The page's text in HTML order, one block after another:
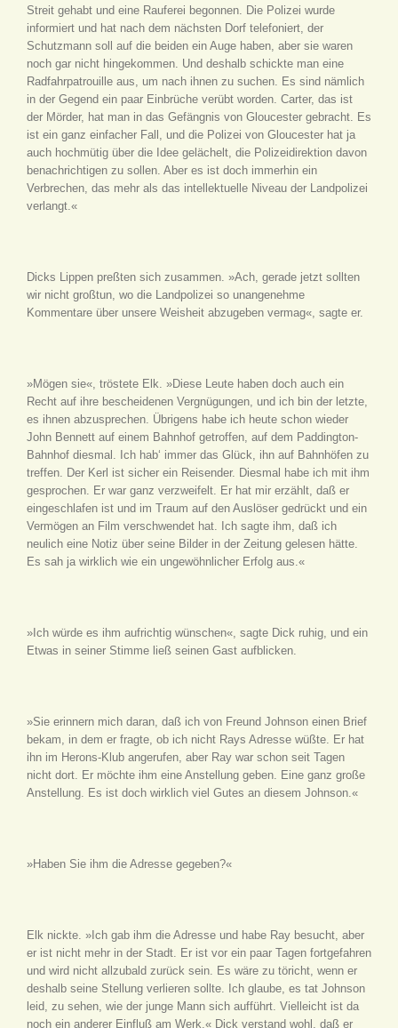
Streit gehabt und eine Rauferei begonnen. Die Polizei wurde
informiert und hat nach dem nächsten Dorf telefoniert, der
Schutzmann soll auf die beiden ein Auge haben, aber sie waren
noch gar nicht hingekommen. Und deshalb schickte man eine
Radfahrpatrouille aus, um nach ihnen zu suchen. Es sind nämlich
in der Gegend ein paar Einbrüche verübt worden. Carter, das ist
der Mörder, hat man in das Gefängnis von Gloucester gebracht. Es
ist ein ganz einfacher Fall, und die Polizei von Gloucester hat ja
auch hochmütig über die Idee gelächelt, die Polizeidirektion davon
benachrichtigen zu sollen. Aber es ist doch immerhin ein
Verbrechen, das mehr als das intellektuelle Niveau der Landpolizei
verlangt.«
Dicks Lippen preßten sich zusammen. »Ach, gerade jetzt sollten
wir nicht großtun, wo die Landpolizei so unangenehme
Kommentare über unsere Weisheit abzugeben vermag«, sagte er.
»Mögen sie«, tröstete Elk. »Diese Leute haben doch auch ein
Recht auf ihre bescheidenen Vergnügungen, und ich bin der letzte,
es ihnen abzusprechen. Übrigens habe ich heute schon wieder
John Bennett auf einem Bahnhof getroffen, auf dem Paddington-
Bahnhof diesmal. Ich hab‘ immer das Glück, ihn auf Bahnhöfen zu
treffen. Der Kerl ist sicher ein Reisender. Diesmal habe ich mit ihm
gesprochen. Er war ganz verzweifelt. Er hat mir erzählt, daß er
eingeschlafen ist und im Traum auf den Auslöser gedrückt und ein
Vermögen an Film verschwendet hat. Ich sagte ihm, daß ich
neulich eine Notiz über seine Bilder in der Zeitung gelesen hätte.
Es sah ja wirklich wie ein ungewöhnlicher Erfolg aus.«
»Ich würde es ihm aufrichtig wünschen«, sagte Dick ruhig, und ein
Etwas in seiner Stimme ließ seinen Gast aufblicken.
»Sie erinnern mich daran, daß ich von Freund Johnson einen Brief
bekam, in dem er fragte, ob ich nicht Rays Adresse wüßte. Er hat
ihn im Herons-Klub angerufen, aber Ray war schon seit Tagen
nicht dort. Er möchte ihm eine Anstellung geben. Eine ganz große
Anstellung. Es ist doch wirklich viel Gutes an diesem Johnson.«
»Haben Sie ihm die Adresse gegeben?«
Elk nickte. »Ich gab ihm die Adresse und habe Ray besucht, aber
er ist nicht mehr in der Stadt. Er ist vor ein paar Tagen fortgefahren
und wird nicht allzubald zurück sein. Es wäre zu töricht, wenn er
deshalb seine Stellung verlieren sollte. Ich glaube, es tat Johnson
leid, zu sehen, wie der junge Mann sich aufführt. Vielleicht ist da
noch ein anderer Einfluß am Werk.« Dick verstand wohl, daß er